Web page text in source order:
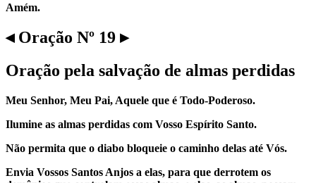
Amém.
◂ Oração Nº 19 ▸
Oração pela salvação de almas perdidas
Meu Senhor, Meu Pai, Aquele que é Todo-Poderoso.
Ilumine as almas perdidas com Vosso Espírito Santo.
Não permita que o diabo bloqueie o caminho delas até Vós.
Envia Vossos Santos Anjos a elas, para que derrotem os